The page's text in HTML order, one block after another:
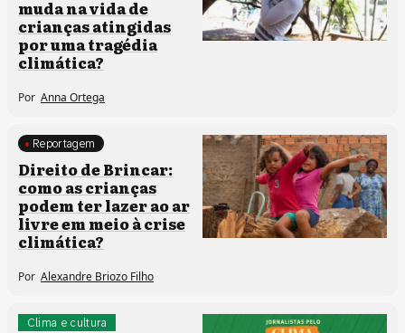
muda na vida de
crianças atingidas
por uma tragédia
climática?
Por Anna Ortega
Clima e cultura
Reportagem
Direito de Brincar:
como as crianças
podem ter lazer ao ar
livre em meio à crise
climática?
Por Alexandre Briozo Filho
Clima e cultura